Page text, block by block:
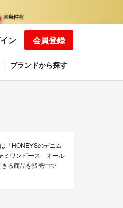
ン 会員登録
ブランドから探す
「HONEYSのデニム
ミワンピース オール
る商品を販売中で